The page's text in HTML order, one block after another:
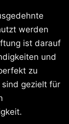
werden
ist darauf
und
zu
gezielt für